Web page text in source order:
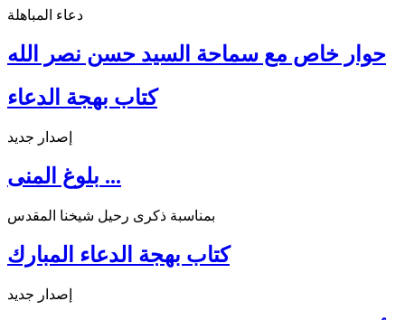
دعاء المباهلة
حوار خاص مع سماحة السيد حسن نصر الله
كتاب بهجة الدعاء
إصدار جديد
بلوغ المنى ...
بمناسبة ذكرى رحيل شيخنا المقدس
كتاب بهجة الدعاء المبارك
إصدار جديد